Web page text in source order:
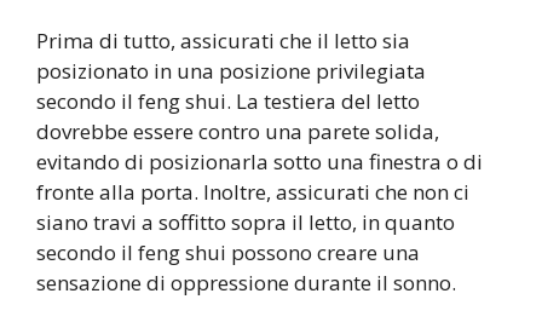
Prima di tutto, assicurati che il letto sia
posizionato in una posizione privilegiata
secondo il feng shui. La testiera del letto
dovrebbe essere contro una parete solida,
evitando di posizionarla sotto una finestra o di
fronte alla porta. Inoltre, assicurati che non ci
siano travi a soffitto sopra il letto, in quanto
secondo il feng shui possono creare una
sensazione di oppressione durante il sonno.